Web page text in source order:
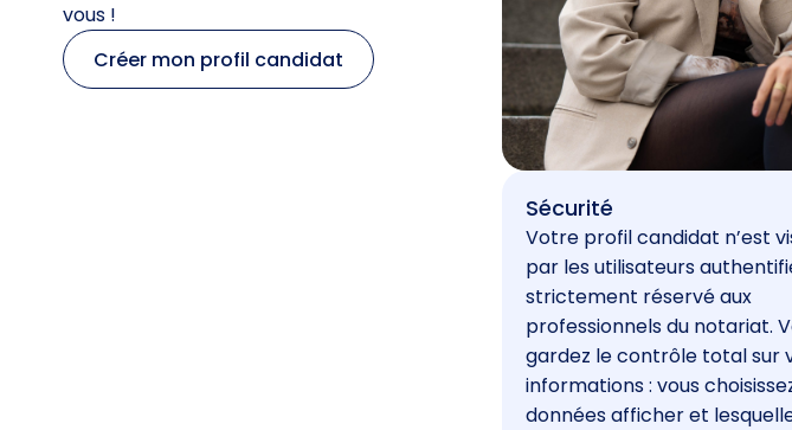
vous !
Créer mon profil candidat
Sécurité
Votre profil candidat n’est
par les utilisateurs
strictement réservé aux
professionnels du notariat.
gardez le contrôle total sur
informations : vous
données afficher et